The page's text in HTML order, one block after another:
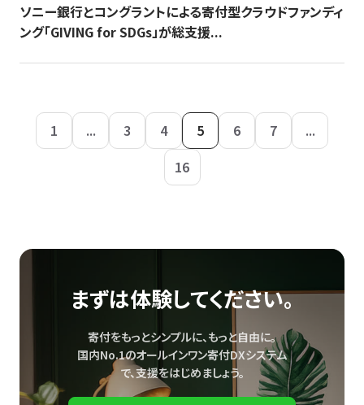
ソニー銀行とコングラントによる寄付型クラウドファンディ
ング「GIVING for SDGs」が総支援...
1 ... 3 4 5 6 7
...
16
まずは体験してください。
寄付をもっとシンプルに、もっと自由に。
国内No.1のオールインワン寄付DXシステム
で、支援をはじめましょう。